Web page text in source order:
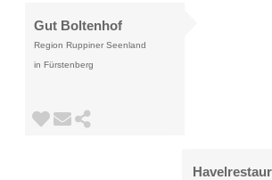
Gut Boltenhof
Region Ruppiner Seenland
in Fürstenberg